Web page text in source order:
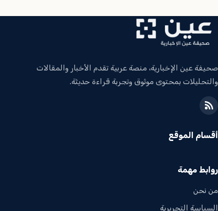
صحيفة عين الإخبارية، منصة عربية تقدم الأخبار والمقالات
والتحليلات بمحتوى موثوق وتجربة قراءة حديثة.
أقسام الموقع
روابط مهمة
من نحن
السياسة التحريرية